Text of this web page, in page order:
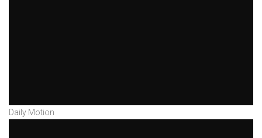
Daily Motion